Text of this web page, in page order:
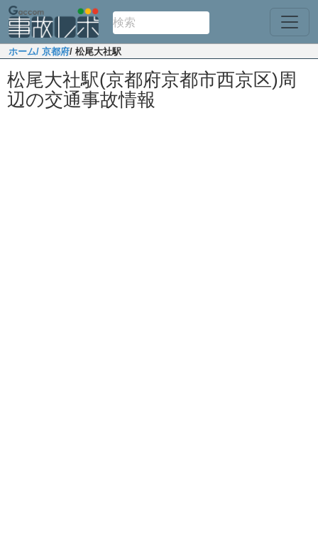
ホーム/ 京都府/ 松尾大社駅
松尾大社駅(京都府京都市西京区)周
辺の交通事故情報